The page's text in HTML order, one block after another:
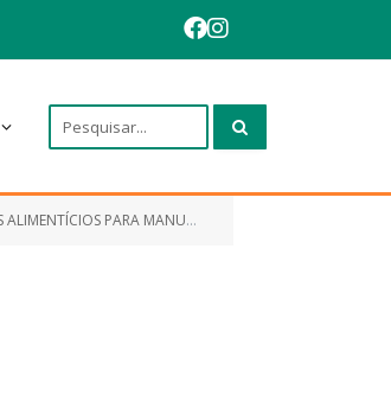
ESCOLAR DO MUNICÍPIO DE ANAPURUS)